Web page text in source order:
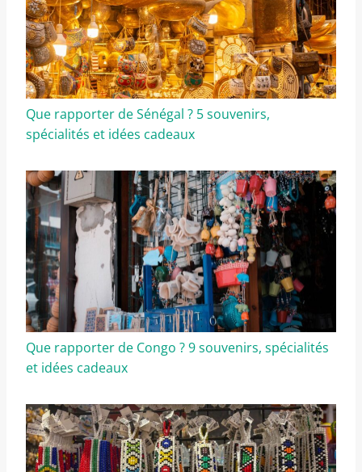
Que rapporter de Sénégal ? 5 souvenirs,
spécialités et idées cadeaux
Que rapporter de Congo ? 9 souvenirs, spécialités
et idées cadeaux